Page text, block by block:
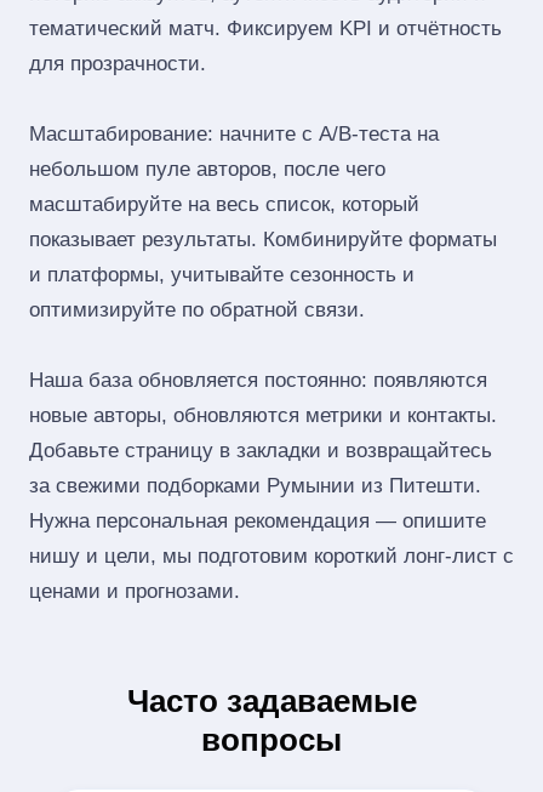
тематический матч. Фиксируем KPI и отчётность
для прозрачности.
Масштабирование: начните с A/B‑теста на
небольшом пуле авторов, после чего
масштабируйте на весь список, который
показывает результаты. Комбинируйте форматы
и платформы, учитывайте сезонность и
оптимизируйте по обратной связи.
Наша база обновляется постоянно: появляются
новые авторы, обновляются метрики и контакты.
Добавьте страницу в закладки и возвращайтесь
за свежими подборками Румынии из Питешти.
Нужна персональная рекомендация — опишите
нишу и цели, мы подготовим короткий лонг‑лист с
ценами и прогнозами.
Часто задаваемые
вопросы